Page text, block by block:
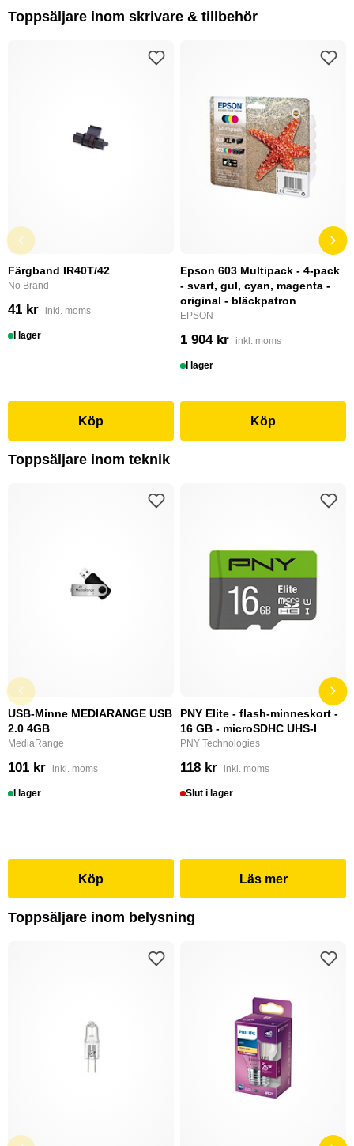
Toppsäljare inom skrivare & tillbehör
Färgband IR40T/42
No Brand
41 kr inkl. moms
I lager
Köp
Epson 603 Multipack - 4-pack
- svart, gul, cyan, magenta -
original - bläckpatron
EPSON
1 904 kr inkl. moms
I lager
Köp
Toppsäljare inom teknik
USB-Minne MEDIARANGE USB
2.0 4GB
MediaRange
101 kr inkl. moms
I lager
Köp
PNY Elite - flash-minneskort -
16 GB - microSDHC UHS-I
PNY Technologies
118 kr inkl. moms
Slut i lager
Läs mer
Toppsäljare inom belysning